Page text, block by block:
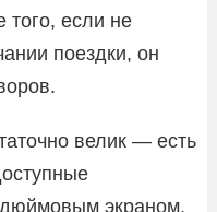
того, если не
поездки, он
велик — есть
экраном.